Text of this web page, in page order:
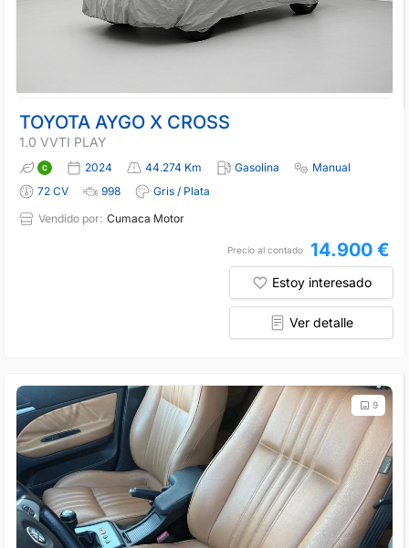
TOYOTA AYGO X CROSS
1.0 VVTI PLAY
2024 44.274 Km Gasolina
Manual
72 CV
998
Gris / Plata
Vendido por: Cumaca Motor
Precio al contado 14.900 €
Estoy interesado
Ver detalle
9